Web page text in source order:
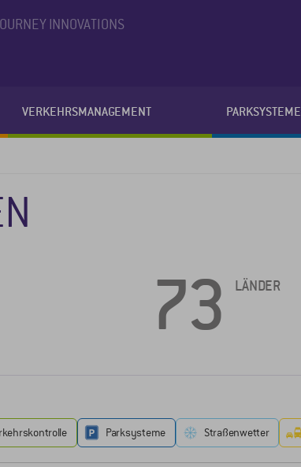
INNOVATIONS
VERKEHRSMANAGEMENT PARKSYSTEME
73 LÄNDER
Parksysteme Straßenwetter